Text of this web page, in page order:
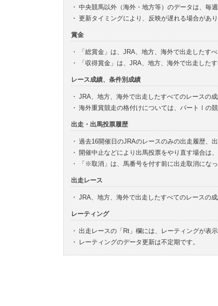
・ 中央競馬以外（海外・地方等）のデータは、毎
・ 更新タイミングにより、反映が遅れる場合があ
賞金
・
「総賞金」は、JRA、地方、海外で出走したす
・
「収得賞金」は、JRA、地方、海外で出走した
レース成績、条件別成績
・ JRA、地方、海外で出走したすべてのレースの
・ 海外重賞競走の格付けについては、パートⅠの
出走・出馬投票履歴
・ 過去16開催日のJRAのレースのみの出走履歴、
・ 開催中止などにより出馬投票をやり直す場合は
・
「※取消」は、馬番号を付す前に出走取消にな
出走レース
・ JRA、地方、海外で出走したすべてのレースの
レーティング
・ 出走レースの「Rt」欄には、レーティングが表
・
レーティングのデータ更新は不定期です。